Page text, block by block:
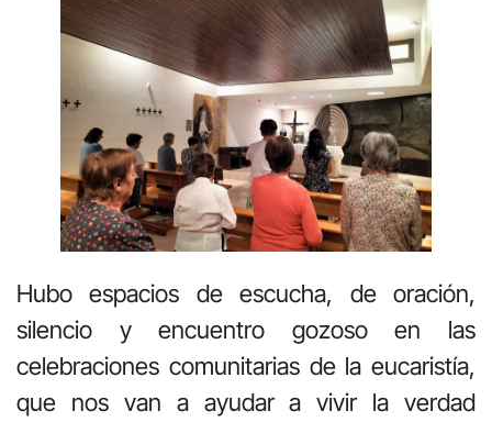
Hubo espacios de escucha, de oración,
silencio y encuentro gozoso en las
celebraciones comunitarias de la eucaristía,
que nos van a ayudar a vivir la verdad